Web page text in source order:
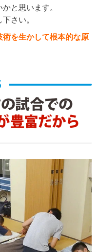
と思います。
さい。
術を生かして根本的な原